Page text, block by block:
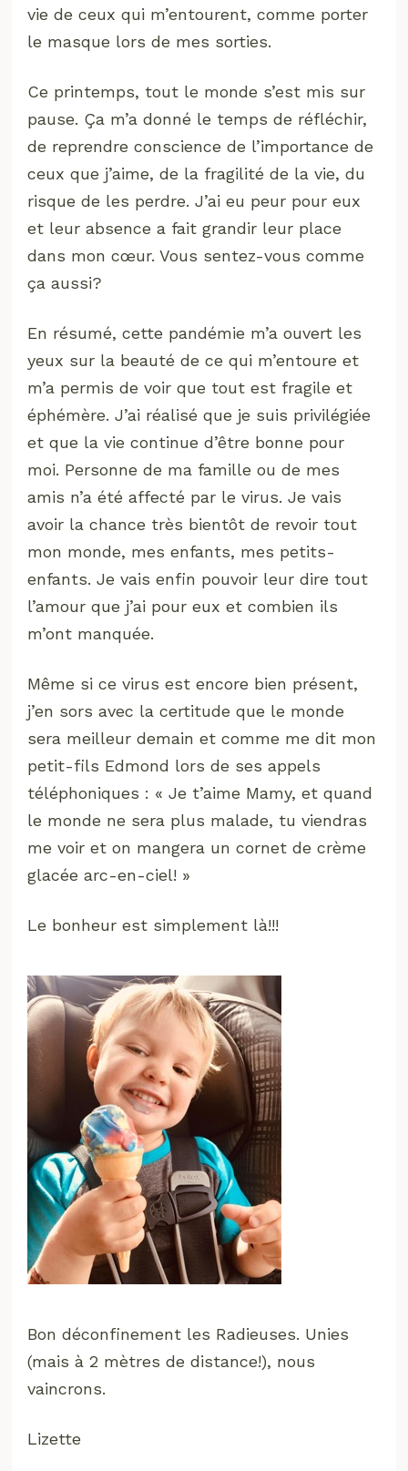
vie de ceux qui m’entourent, comme porter
le masque lors de mes sorties.
Ce printemps, tout le monde s’est mis sur
pause. Ça m’a donné le temps de réfléchir,
de reprendre conscience de l’importance de
ceux que j’aime, de la fragilité de la vie, du
risque de les perdre. J’ai eu peur pour eux
et leur absence a fait grandir leur place
dans mon cœur. Vous sentez-vous comme
ça aussi?
En résumé, cette pandémie m’a ouvert les
yeux sur la beauté de ce qui m’entoure et
m’a permis de voir que tout est fragile et
éphémère. J’ai réalisé que je suis privilégiée
et que la vie continue d’être bonne pour
moi. Personne de ma famille ou de mes
amis n’a été affecté par le virus. Je vais
avoir la chance très bientôt de revoir tout
mon monde, mes enfants, mes petits-
enfants. Je vais enfin pouvoir leur dire tout
l’amour que j’ai pour eux et combien ils
m’ont manquée.
Même si ce virus est encore bien présent,
j’en sors avec la certitude que le monde
sera meilleur demain et comme me dit mon
petit-fils Edmond lors de ses appels
téléphoniques : « Je t’aime Mamy, et quand
le monde ne sera plus malade, tu viendras
me voir et on mangera un cornet de crème
glacée arc-en-ciel! »
Le bonheur est simplement là!!!
Bon déconfinement les Radieuses. Unies
(mais à 2 mètres de distance!), nous
vaincrons.
Lizette